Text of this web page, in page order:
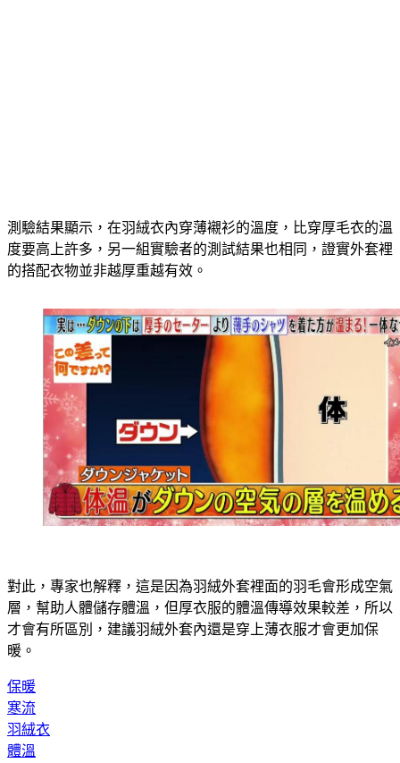
測驗結果顯示，在羽絨衣內穿薄襯衫的溫度，比穿厚毛衣的溫
度要高上許多，另一組實驗者的測試結果也相同，證實外套裡
的搭配衣物並非越厚重越有效。
對此，專家也解釋，這是因為羽絨外套裡面的羽毛會形成空氣
層，幫助人體儲存體溫，但厚衣服的體溫傳導效果較差，所以
才會有所區別，建議羽絨外套內還是穿上薄衣服才會更加保
暖。
保暖
寒流
羽絨衣
體溫